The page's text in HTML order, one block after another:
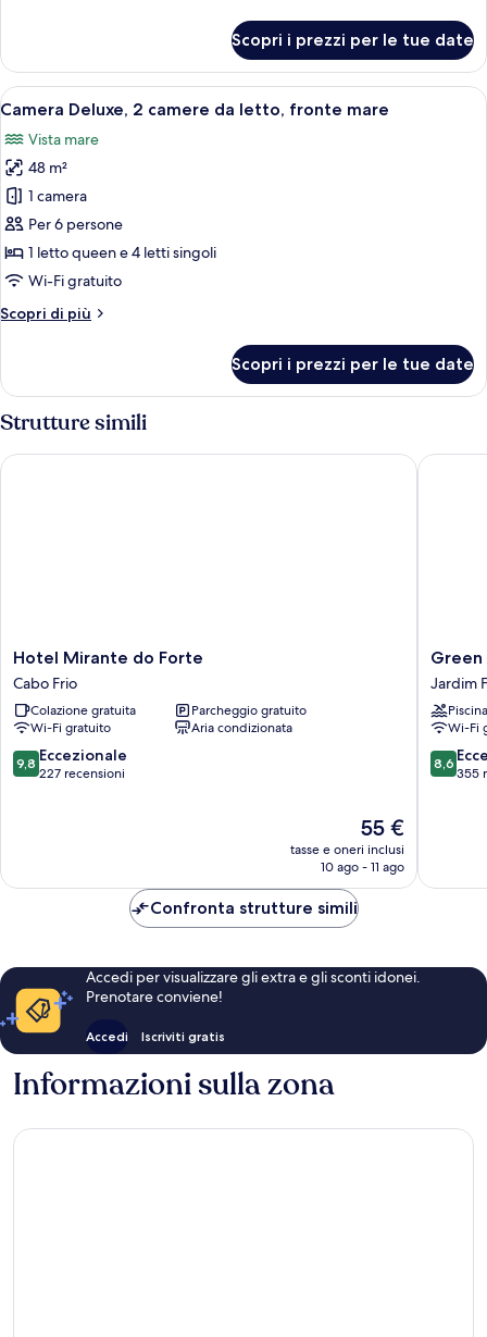
Deluxe,
vista
spiaggia
Scopri i prezzi per le tue date
Apri
tutte
le
foto
per
Camera
Deluxe,
2
camere
da
mare
Biancheria da letto di alta qualità,
5
Camera Deluxe, 2 camere da letto, fronte mare
Vista mare
48 m²
1 camera
Per 6 persone
1 letto queen e 4 letti singoli
Wi-Fi gratuito
Scopri di più
Altri
Deluxe,
2
camere
da
letto,
Scopri i prezzi per le tue date
Strutture simili
Hotel
Mirante
do
Forte
Cabo
Frio
Hotel Mirante do Forte
Cabo Frio
Colazione gratuita
Parcheggio gratuito
Wi-Fi gratuito
Aria condizionata
9.8
su
9,8 Eccezionale
227 recensioni
Il
prezzo
attuale
55 €
tasse e oneri inclusi
10 ago - 11 ago
Hotel Mirante do Forte
Green
Hoteis
Jardim
Jardim
Piscina
Wi-Fi
8.6
su
8,6
355
Green
Confronta strutture simili
Accedi per visualizzare gli extra e gli sconti idonei.
Prenotare conviene!
Accedi Iscriviti gratis
Informazioni sulla zona